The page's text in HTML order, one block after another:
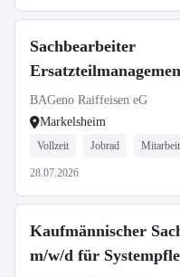
Sachbearbeiter
BAGeno Raiffeisen eG
Markelsheim
Vollzeit Jobrad
28.07.2026
Kaufmännischer
m/w/d für